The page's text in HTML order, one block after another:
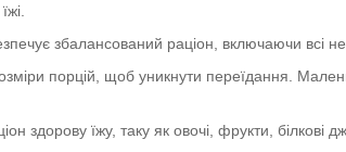
збалансований раціон, включаючи всі
порцій, щоб уникнути переїдання.
здорову їжу, таку як овочі, фрукти,